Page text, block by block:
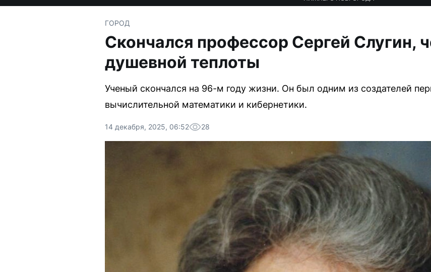
ГОРОД
Скончался профессор Сергей Слугин,
душевной теплоты
Ученый скончался на 96-м году жизни. Он был одним из создателей
вычислительной математики и кибернетики.
14 декабря, 2025, 06:52 28